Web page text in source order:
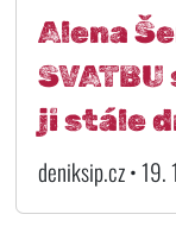
Alena
ji stále
deniksip.cz •